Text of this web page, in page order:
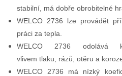
stabilní, má dobře obrobitelné
WELCO 2736 lze provádět
práci za tepla.
WELCO 2736 odolává
vlivem tlaku, rázů, otěru a
WELCO 2736 má nízký